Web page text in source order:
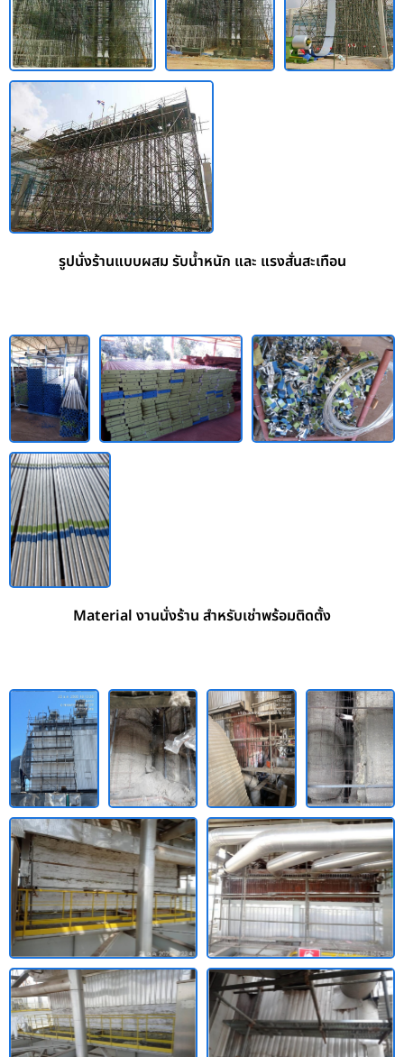
รูปนั่งร้านแบบผสม รับน้ำหนัก และ แรงสั่นสะเทือน
Material งานนั่งร้าน สำหรับเช่าพร้อมติดตั้ง